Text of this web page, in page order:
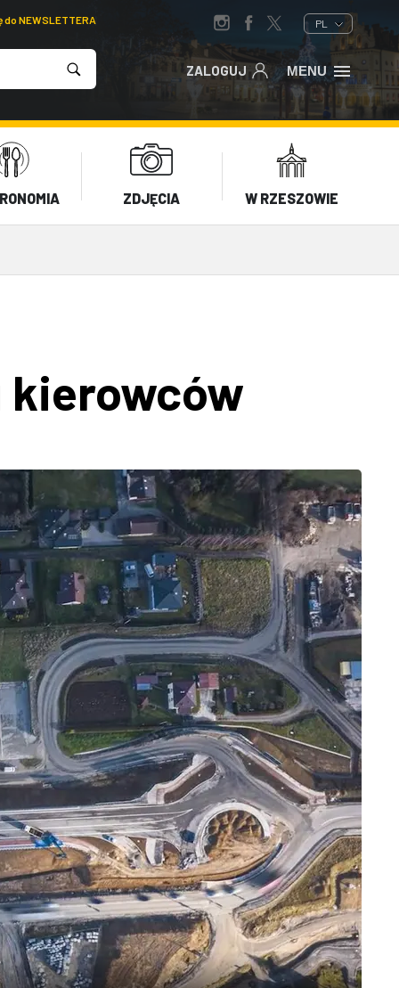
do NEWSLETTERA PL
ZALOGUJ MENU
ZDJĘCIA W RZESZOWIE
kierowców